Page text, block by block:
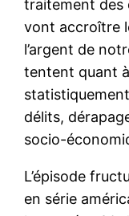
traitement des
vont accroître
l’argent de
tentent quant
délits,
socio-
L’épisode
en série